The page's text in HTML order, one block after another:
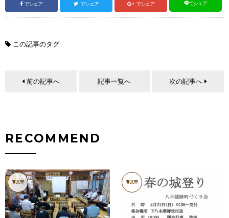
でシェア でシェア でシェア でシェア
この記事のタグ
前の記事へ 記事一覧へ 次の記事へ
RECOMMEND
養父市 養父市